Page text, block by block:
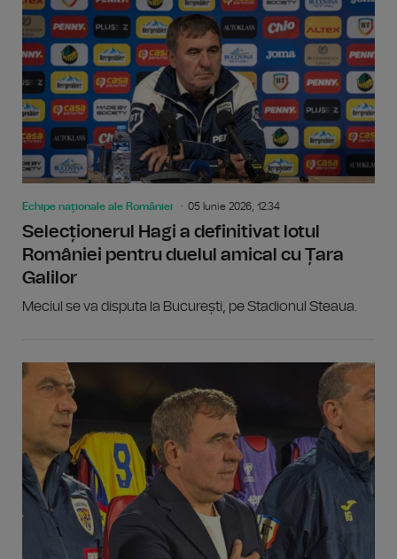
Echipe naționale ale României 05 Iunie 2026, 12:34
Selecționerul Hagi a definitivat lotul
României pentru duelul amical cu Țara
Galilor
Meciul se va disputa la București, pe Stadionul Steaua.